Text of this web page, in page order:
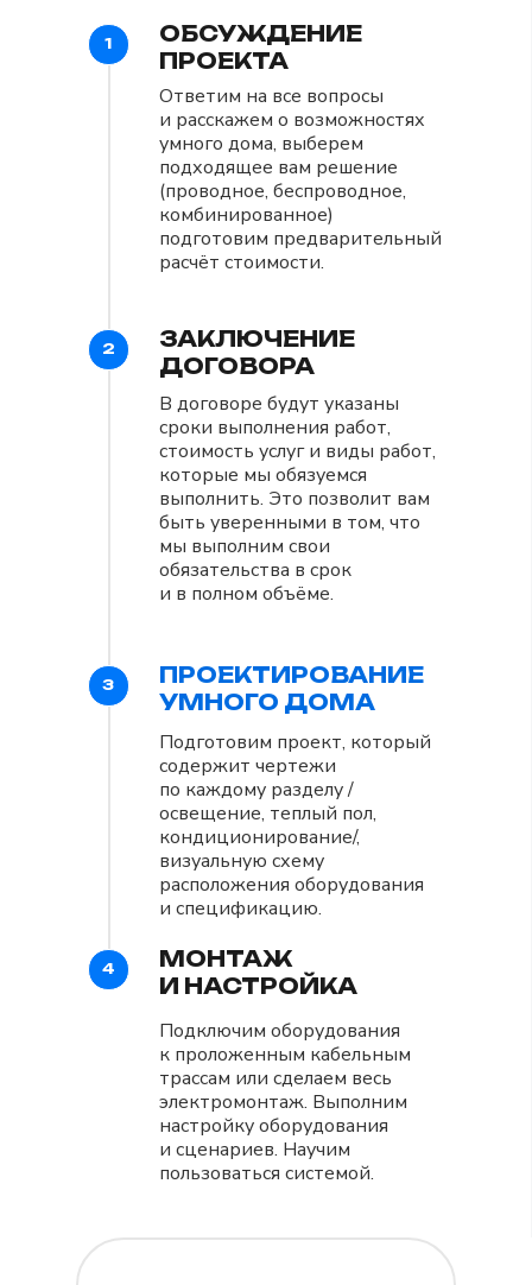
Ответим на все вопросы
и расскажем о возможностях
умного дома, выберем
подходящее вам решение
(проводное, беспроводное,
комбинированное)
подготовим предварительный
расчёт стоимости.
ОБСУЖДЕНИЕ
ПРОЕКТА
1
В договоре будут указаны
сроки выполнения работ,
стоимость услуг и виды работ,
которые мы обязуемся
выполнить. Это позволит вам
быть уверенными в том, что
мы выполним свои
обязательства в срок
и в полном объёме.
ЗАКЛЮЧЕНИЕ
ДОГОВОРА
2
Подготовим проект, который
содержит чертежи
по каждому разделу /
освещение, теплый пол,
кондиционирование/,
визуальную схему
расположения оборудования
и спецификацию.
ПРОЕКТИРОВАНИЕ
УМНОГО ДОМА
3
Подключим оборудования
к проложенным кабельным
трассам или сделаем весь
электромонтаж. Выполним
настройку оборудования
и сценариев. Научим
пользоваться системой.
МОНТАЖ
И НАСТРОЙКА
4